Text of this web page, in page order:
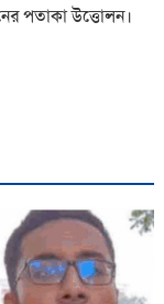
পতাকা উত্তোলন।